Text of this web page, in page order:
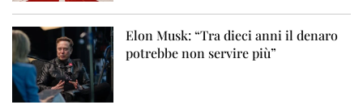
Elon Musk: “Tra dieci anni il denaro
potrebbe non servire più”